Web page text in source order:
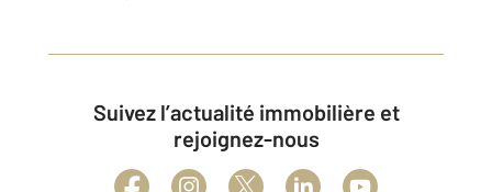
Suivez l’actualité immobilière et
rejoignez-nous